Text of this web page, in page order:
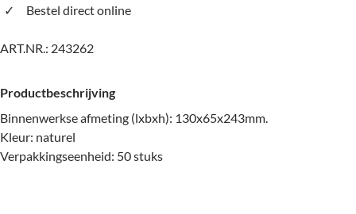
Bestel direct online
ART.NR.: 243262
Productbeschrijving
Binnenwerkse afmeting (lxbxh): 130x65x243mm.
Kleur: naturel
Verpakkingseenheid: 50 stuks